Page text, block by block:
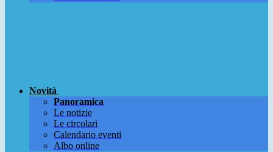
Novità
Panoramica
Le notizie
Le circolari
Calendario eventi
Albo online